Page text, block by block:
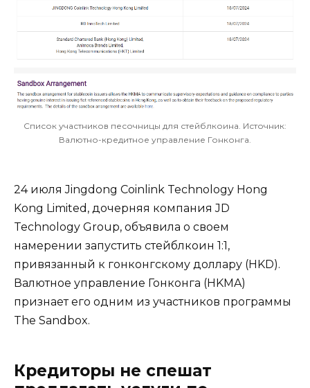
Список участников песочницы для стейблкоина. Источник:
Валютно-кредитное управление Гонконга.
24 июля Jingdong Coinlink Technology Hong
Kong Limited, дочерняя компания JD
Technology Group, объявила о своем
намерении запустить стейблкоин 1:1,
привязанный к гонконгскому доллару (HKD).
Валютное управление Гонконга (HKMA)
признает его одним из участников программы
The Sandbox.
Кредиторы не спешат